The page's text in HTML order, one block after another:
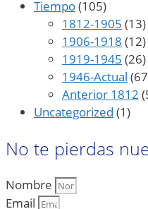
Tiempo(105)
1812-1905 (13)
1906-1918 (12)
1919-1945 (26)
1946-Actual
Anterior 1812
Uncategorized (1)
No te pierdas
Nombre
Email